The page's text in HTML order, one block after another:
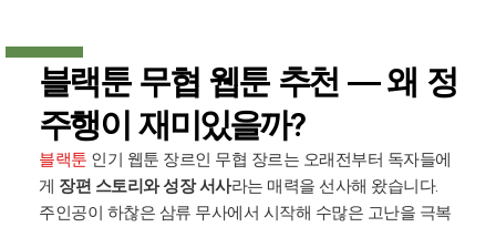
블랙툰 무협 웹툰 추천 ― 왜 정
주행이 재미있을까?
블랙툰 인기 웹툰 장르인 무협 장르는 오래전부터 독자들에
게 장편 스토리와 성장 서사라는 매력을 선사해 왔습니다.
주인공이 하찮은 삼류 무사에서 시작해 수많은 고난을 극복